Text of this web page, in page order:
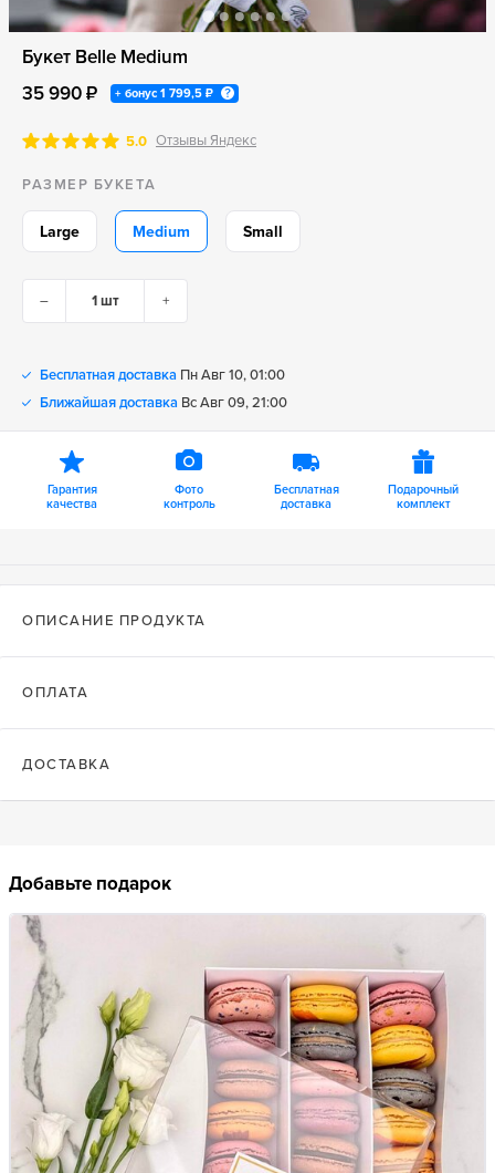
Букет Belle Medium
35 990 ₽
+ бонус 1 799,5 ₽
5.0 Отзывы Яндекс
РАЗМЕР БУКЕТА
Large Medium Small
– +
Бесплатная доставка Пн Авг 10, 01:00
Ближайшая доставка Вс Авг 09, 21:00
Гарантия
качества
Фото
контроль
Бесплатная
доставка
Подарочный
комплект
ОПИСАНИЕ ПРОДУКТА
ОПЛАТА
ДОСТАВКА
Добавьте подарок